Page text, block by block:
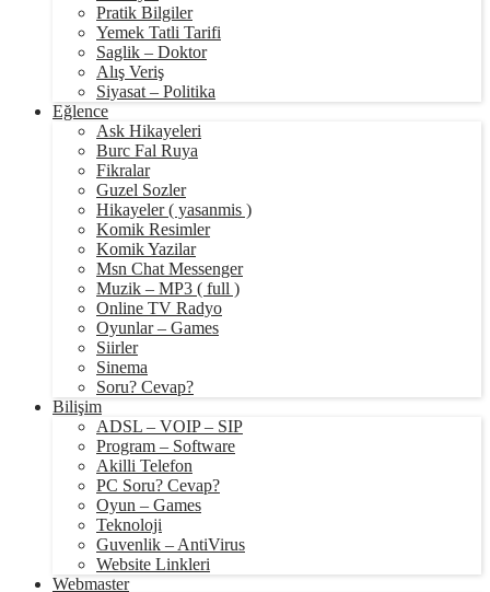
Pratik Bilgiler
Yemek Tatli Tarifi
Saglik – Doktor
Alış Veriş
Siyasat – Politika
Eğlence
Ask Hikayeleri
Burc Fal Ruya
Fikralar
Guzel Sozler
Hikayeler ( yasanmis )
Komik Resimler
Komik Yazilar
Msn Chat Messenger
Muzik – MP3 ( full )
Online TV Radyo
Oyunlar – Games
Siirler
Sinema
Soru? Cevap?
Bilişim
ADSL – VOIP – SIP
Program – Software
Akilli Telefon
PC Soru? Cevap?
Oyun – Games
Teknoloji
Guvenlik – AntiVirus
Website Linkleri
Webmaster